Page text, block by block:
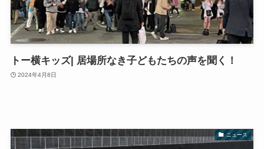
トー横キッズ| 居場所なき子どもたちの声を聞く！
2024年4月8日
ニュース